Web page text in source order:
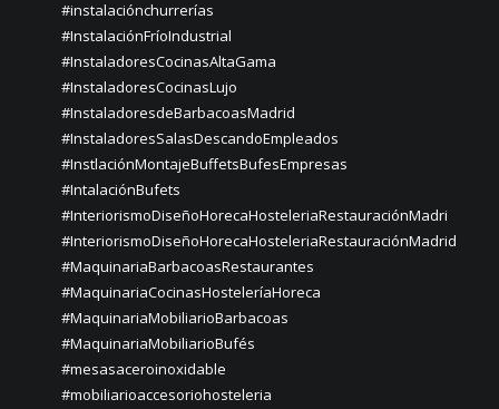
#instalaciónchurrerías
#InstalaciónFríoIndustrial
#InstaladoresCocinasAltaGama
#InstaladoresCocinasLujo
#InstaladoresdeBarbacoasMadrid
#InstaladoresSalasDescandoEmpleados
#InstlaciónMontajeBuffetsBufesEmpresas
#IntalaciónBufets
#InteriorismoDiseñoHorecaHosteleriaRestauraciónMadri
#InteriorismoDiseñoHorecaHosteleriaRestauraciónMadrid
#MaquinariaBarbacoasRestaurantes
#MaquinariaCocinasHosteleríaHoreca
#MaquinariaMobiliarioBarbacoas
#MaquinariaMobiliarioBufés
#mesasaceroinoxidable
#mobiliarioaccesoriohosteleria